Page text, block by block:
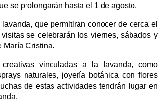
se prolongarán hasta el 1 de agosto.
que permitirán conocer de cerca el
se celebrarán los viernes, sábados y
María Cristina.
vinculadas a la lavanda, como
naturales, joyería botánica con flores
de estas actividades tendrán lugar en